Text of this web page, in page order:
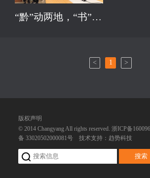
“黔”动两地，“书”送希望
< 1 >
版权声明
© 2014 Changyang All rights reserved. 浙ICP备
备 33020502000081号 技术支持： 趋势科技
搜索